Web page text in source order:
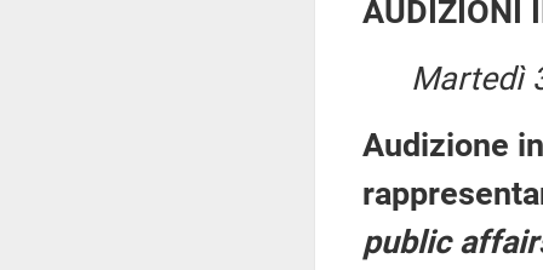
AUDIZIONI
Martedì
Audizione
public